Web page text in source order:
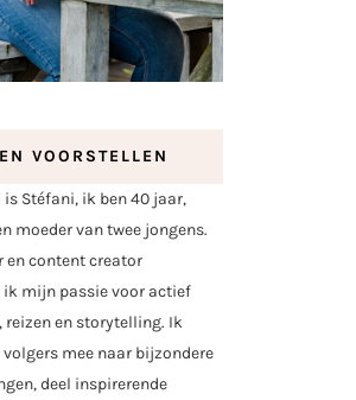
VOORSTELLEN
Stéfani, ik ben 40 jaar,
moeder van twee jongens.
en content creator
ik mijn passie voor actief
reizen en storytelling. Ik
mee naar bijzondere
deel inspirerende